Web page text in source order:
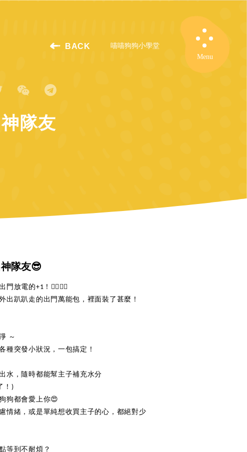
Menu
BACK 喵喵狗狗小學堂
隊友
隊友😎
放電的+1！🙋‍♀️🙋‍♂️
出趴趴走的出門萬能包，裡面裝了甚麼！
～
種突發小狀況，一包搞定！
水，隨時都能幫主子補充水分
！)
狗都會愛上你😍
情緒，或是單純想收買主子的心，都絕對少
等到不耐煩？